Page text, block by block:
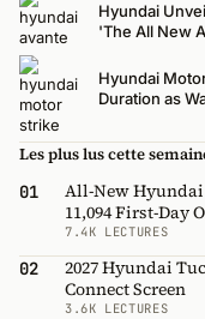
Hyundai
'The All New
Hyundai
Duration as
Les plus lus cette
01
All-New
11,094 First-Day
7.4K LECTURES
02
2027 Hyundai
Connect Screen
3.6K LECTURES